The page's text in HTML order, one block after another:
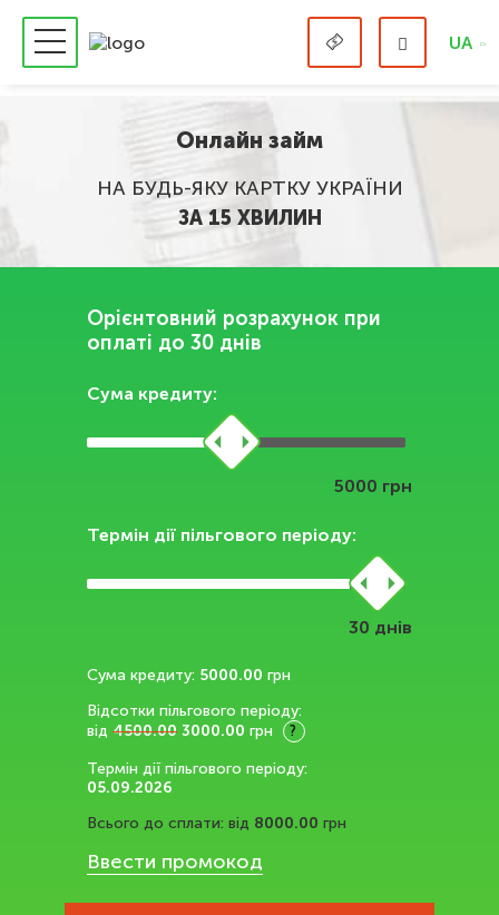
UA
Онлайн займ
НА БУДЬ-ЯКУ КАРТКУ УКРАЇНИ
ЗА 15 ХВИЛИН
Орієнтовний розрахунок при
оплаті до 30 днів
Сума кредиту:
грн
Термін дії пільгового періоду:
днів
Сума кредиту: 5000.00 грн
Відсотки пільгового періоду:
від4500.00 3000.00 грн
?
Термін дії пільгового періоду:
05.09.2026
Всього до сплати: від 8000.00 грн
Ввести промокод